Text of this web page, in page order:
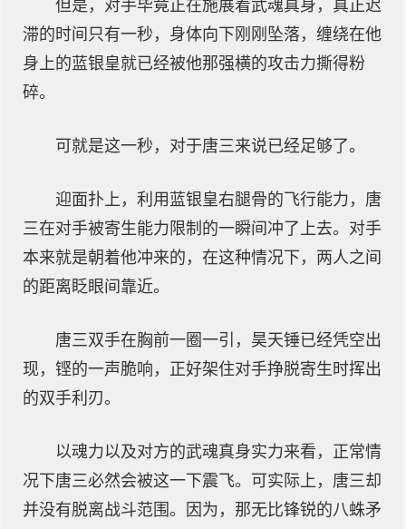
但是，对手毕竟正在施展着武魂真身，真正迟
滞的时间只有一秒，身体向下刚刚坠落，缠绕在他
身上的蓝银皇就已经被他那强横的攻击力撕得粉
碎。
可就是这一秒，对于唐三来说已经足够了。
迎面扑上，利用蓝银皇右腿骨的飞行能力，唐
三在对手被寄生能力限制的一瞬间冲了上去。对手
本来就是朝着他冲来的，在这种情况下，两人之间
的距离眨眼间靠近。
唐三双手在胸前一圈一引，昊天锤已经凭空出
现，铿的一声脆响，正好架住对手挣脱寄生时挥出
的双手利刃。
以魂力以及对方的武魂真身实力来看，正常情
况下唐三必然会被这一下震飞。可实际上，唐三却
并没有脱离战斗范围。因为，那无比锋锐的八蛛矛